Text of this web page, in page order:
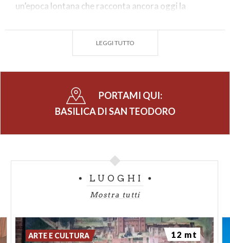
un’epoca lontana che racconta ancora oggi la
storia di Paviaun racconto unico e irripetibile.
LEGGI TUTTO
PORTAMI QUI:
BASILICA DI SAN TEODORO
LUOGHI
Mostra tutti
ARTE E CULTURA 12 mt